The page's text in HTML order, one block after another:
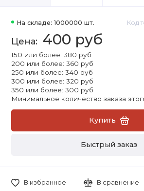
На складе: 1000000 шт. Код
400 руб
150 или более: 380 руб
200 или более: 360 руб
250 или более: 340 руб
300 или более: 320 руб
350 или более: 300 руб
Минимальное количество заказа
Купить
Быстрый заказ
В избранное В сравнение